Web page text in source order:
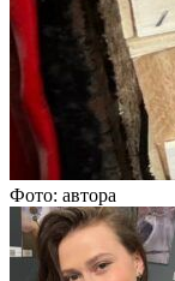
Фото: автора